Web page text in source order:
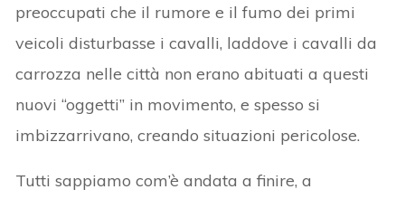
preoccupati che il rumore e il fumo dei primi
veicoli disturbasse i cavalli, laddove i cavalli da
carrozza nelle città non erano abituati a questi
nuovi “oggetti” in movimento, e spesso si
imbizzarrivano, creando situazioni pericolose.
Tutti sappiamo com’è andata a finire, a